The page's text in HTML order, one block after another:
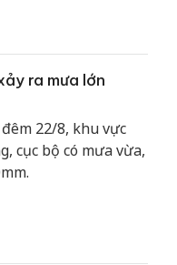
ra mưa lớn
22/8, khu vực
cục bộ có mưa vừa,